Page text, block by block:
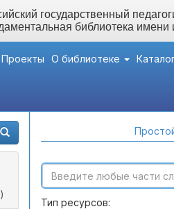
государственный
библиотека
Проекты О библиотеке
Тип ресурсов: